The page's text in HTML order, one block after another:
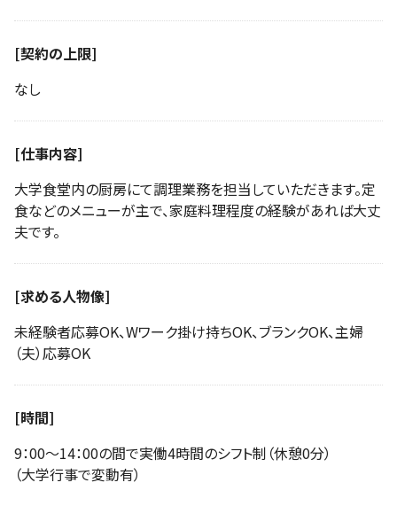
[契約の上限]
なし
[仕事内容]
大学食堂内の厨房にて調理業務を担当していただきます。定
食などのメニューが主で、家庭料理程度の経験があれば大丈
夫です。
[求める人物像]
未経験者応募OK、Wワーク掛け持ちOK、ブランクOK、主婦
（夫）応募OK
[時間]
9：00〜14：00の間で実働4時間のシフト制（休憩0分）
（大学行事で変動有）